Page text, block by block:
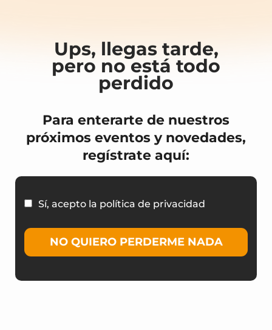
Ups, llegas tarde,
pero no está todo
perdido
Para enterarte de nuestros
próximos eventos y novedades,
regístrate aquí:
Sí, acepto la política de privacidad
NO QUIERO PERDERME NADA